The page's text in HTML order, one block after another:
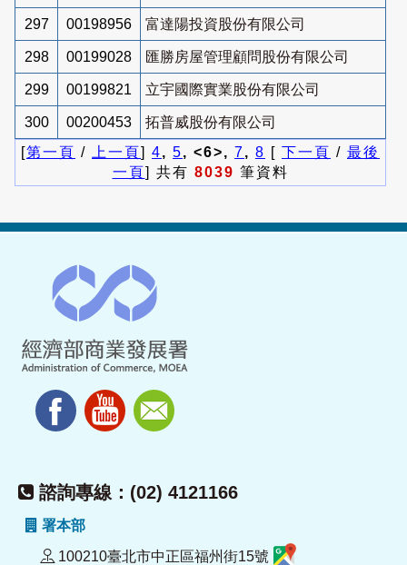
297 00198956 富達陽投資股份有限公司
298 00199028 匯勝房屋管理顧問股份有限公司
299 00199821 立宇國際實業股份有限公司
300 00200453
拓普威股份有限公司
[第一頁 / 上一頁] 4, 5, <6>, 7, 8 [ 下一頁 / 最後
一頁] 共有 8039 筆資料
諮詢專線：(02) 4121166
署本部
100210臺北市中正區福州街15號